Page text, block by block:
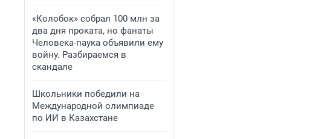
«Колобок» собрал 100 млн за
два дня проката, но фанаты
Человека-паука объявили ему
войну. Разбираемся в
скандале
Школьники победили на
Международной олимпиаде
по ИИ в Казахстане